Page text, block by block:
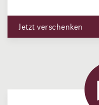
Jetzt verschenken